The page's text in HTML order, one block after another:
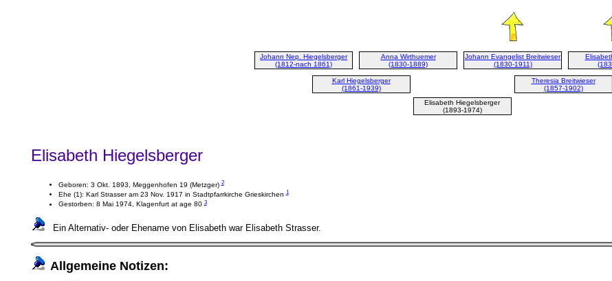
Johann Nep. Hiegelsberger
(1812-nach 1861)
Anna Wirthuemer
(1830-1889)
Johann Evangelist Breitwieser
(1830-1911)
Karl Hiegelsberger
(1861-1939)
Theresia Breitwieser
(1857-1902)
Elisabeth Hiegelsberger
(1893-1974)
Elisabeth Hiegelsberger
Geboren: 3 Okt. 1893, Meggenhofen 19 (Metzger)2
Ehe (1): Karl Strasser am 23 Nov. 1917 in Stadtpfarrkirche Grieskirchen1
Gestorben: 8 Mai 1974, Klagenfurt at age 803
Ein Alternativ- oder Ehename von Elisabeth war Elisabeth Strasser.
Allgemeine Notizen: